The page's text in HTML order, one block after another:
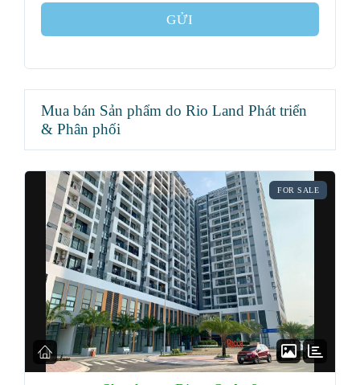
GỬI
Mua bán Sản phẩm do Rio Land Phát triển
& Phân phối
FOR SALE